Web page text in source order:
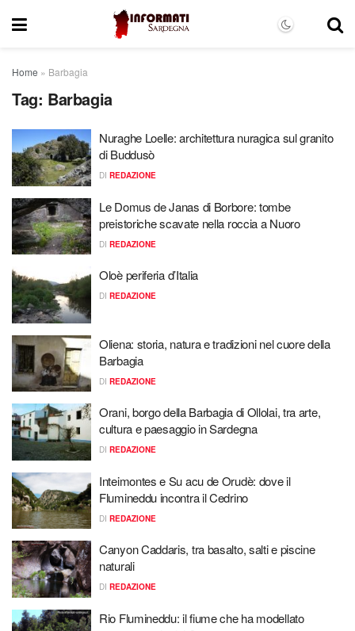
Home » Barbagia
Tag: Barbagia
Nuraghe Loelle: architettura nuragica sul granito
di Buddusò
DI REDAZIONE
Le Domus de Janas di Borbore: tombe
preistoriche scavate nella roccia a Nuoro
DI REDAZIONE
Oloè periferia d’Italia
DI REDAZIONE
Oliena: storia, natura e tradizioni nel cuore della
Barbagia
DI REDAZIONE
Orani, borgo della Barbagia di Ollolai, tra arte,
cultura e paesaggio in Sardegna
DI REDAZIONE
Inteimontes e Su acu de Orudè: dove il
Flumineddu incontra il Cedrino
DI REDAZIONE
Canyon Caddaris, tra basalto, salti e piscine
naturali
DI REDAZIONE
Rio Flumineddu: il fiume che ha modellato